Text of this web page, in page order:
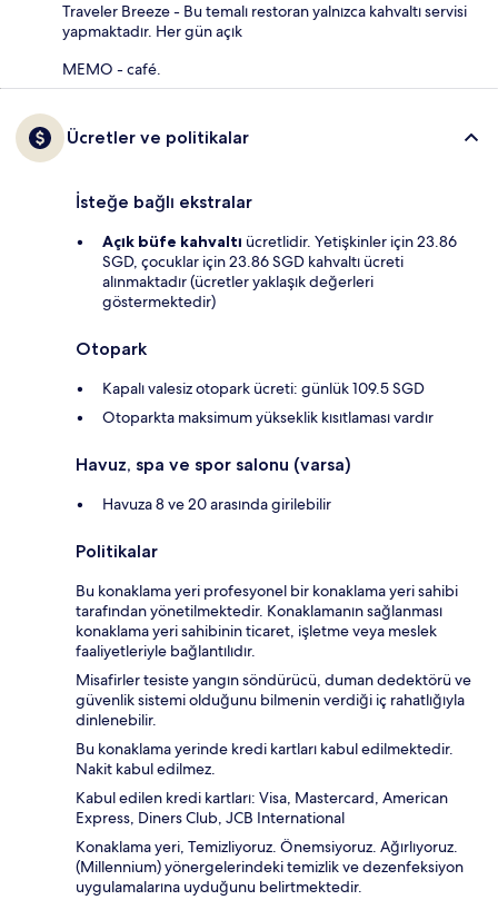
Traveler Breeze - Bu temalı restoran yalnızca kahvaltı servisi
yapmaktadır. Her gün açık
MEMO - café.
Ücretler ve politikalar
İsteğe bağlı ekstralar
Açık büfe kahvaltı ücretlidir. Yetişkinler için 23.86
SGD, çocuklar için 23.86 SGD kahvaltı ücreti
alınmaktadır (ücretler yaklaşık değerleri
göstermektedir)
Otopark
Kapalı valesiz otopark ücreti: günlük 109.5 SGD
Otoparkta maksimum yükseklik kısıtlaması vardır
Havuz, spa ve spor salonu (varsa)
Havuza 8 ve 20 arasında girilebilir
Politikalar
Bu konaklama yeri profesyonel bir konaklama yeri sahibi
tarafından yönetilmektedir. Konaklamanın sağlanması
konaklama yeri sahibinin ticaret, işletme veya meslek
faaliyetleriyle bağlantılıdır.
Misafirler tesiste yangın söndürücü, duman dedektörü ve
güvenlik sistemi olduğunu bilmenin verdiği iç rahatlığıyla
dinlenebilir.
Bu konaklama yerinde kredi kartları kabul edilmektedir.
Nakit kabul edilmez.
Kabul edilen kredi kartları: Visa, Mastercard, American
Express, Diners Club, JCB International
Konaklama yeri, Temizliyoruz. Önemsiyoruz. Ağırlıyoruz.
(Millennium) yönergelerindeki temizlik ve dezenfeksiyon
uygulamalarına uyduğunu belirtmektedir.